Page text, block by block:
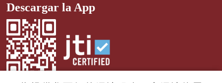
Descargar la App